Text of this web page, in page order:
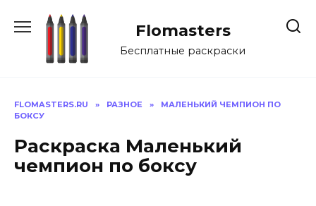
Flomasters
Бесплатные раскраски
FLOMASTERS.RU » РАЗНОЕ »
МАЛЕНЬКИЙ ЧЕМПИОН ПО
БОКСУ
Раскраска Маленький
чемпион по боксу